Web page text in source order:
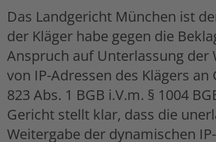
Das Landgericht München ist
der Kläger habe gegen die
Anspruch auf Unterlassung der
von IP-Adressen des Klägers an
823 Abs. 1 BGB i.V.m. § 1004
Gericht stellt klar, dass die
Weitergabe der dynamischen